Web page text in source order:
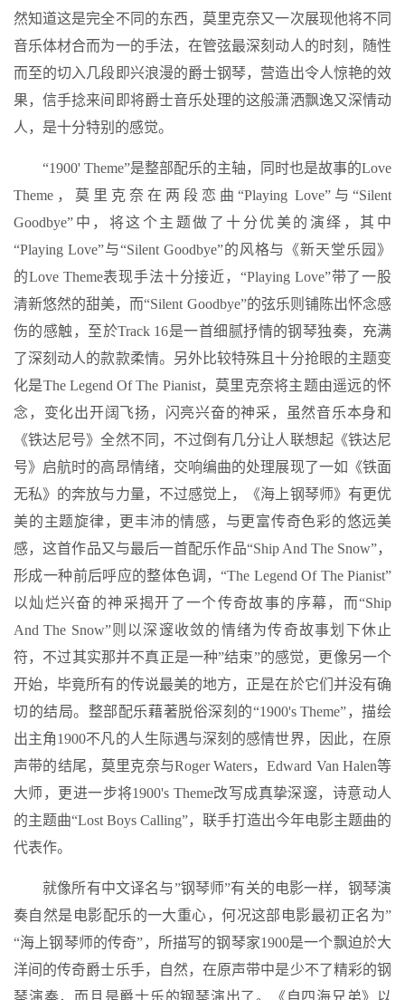
然知道这是完全不同的东西，莫里克奈又一次展现他将不同
音乐体材合而为一的手法，在管弦最深刻动人的时刻，随性
而至的切入几段即兴浪漫的爵士钢琴，营造出令人惊艳的效
果，信手捻来间即将爵士音乐处理的这般潇洒飘逸又深情动
人，是十分特别的感觉。
“1900' Theme”是整部配乐的主轴，同时也是故事的Love
Theme，莫里克奈在两段恋曲“Playing Love”与“Silent
Goodbye”中，将这个主题做了十分优美的演绎，其中
“Playing Love”与“Silent Goodbye”的风格与《新天堂乐园》
的Love Theme表现手法十分接近，“Playing Love”带了一股
清新悠然的甜美，而“Silent Goodbye”的弦乐则铺陈出怀念感
伤的感触，至於Track 16是一首细腻抒情的钢琴独奏，充满
了深刻动人的款款柔情。另外比较特殊且十分抢眼的主题变
化是The Legend Of The Pianist，莫里克奈将主题由遥远的怀
念，变化出开阔飞扬，闪亮兴奋的神采，虽然音乐本身和
《铁达尼号》全然不同，不过倒有几分让人联想起《铁达尼
号》启航时的高昂情绪，交响编曲的处理展现了一如《铁面
无私》的奔放与力量，不过感觉上，《海上钢琴师》有更优
美的主题旋律，更丰沛的情感，与更富传奇色彩的悠远美
感，这首作品又与最后一首配乐作品“Ship And The Snow”，
形成一种前后呼应的整体色调，“The Legend Of The Pianist”
以灿烂兴奋的神采揭开了一个传奇故事的序幕，而“Ship
And The Snow”则以深邃收敛的情绪为传奇故事划下休止
符，不过其实那并不真正是一种”结束”的感觉，更像另一个
开始，毕竟所有的传说最美的地方，正是在於它们并没有确
切的结局。整部配乐藉著脱俗深刻的“1900's Theme”，描绘
出主角1900不凡的人生际遇与深刻的感情世界，因此，在原
声带的结尾，莫里克奈与Roger Waters，Edward Van Halen等
大师，更进一步将1900's Theme改写成真挚深邃，诗意动人
的主题曲“Lost Boys Calling”，联手打造出今年电影主题曲的
代表作。
就像所有中文译名与”钢琴师”有关的电影一样，钢琴演
奏自然是电影配乐的一大重心，何况这部电影最初正名为”
“海上钢琴师的传奇”，所描写的钢琴家1900是一个飘迫於大
洋间的传奇爵士乐手，自然，在原声带中是少不了精彩的钢
琴演奏，而且是爵士乐的钢琴演出了。《自四海兄弟》以